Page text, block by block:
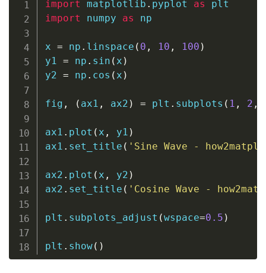
import matplotlib . pyplot as
import numpy as np
x = np . linspace ( 0 , 10 , 100 )
y1 = np . sin ( x )
y2 = np . cos ( x )
fig , ( ax1 , ax2 ) = plt . subplots ( 1 , 2 ,
ax1 . plot ( x , y1 )
ax1 . set_title ( 'Sine Wave -
ax2 . plot ( x , y2 )
ax2 . set_title ( 'Cosine Wave -
plt . subplots_adjust (wspace=0.5 )
plt . show( )